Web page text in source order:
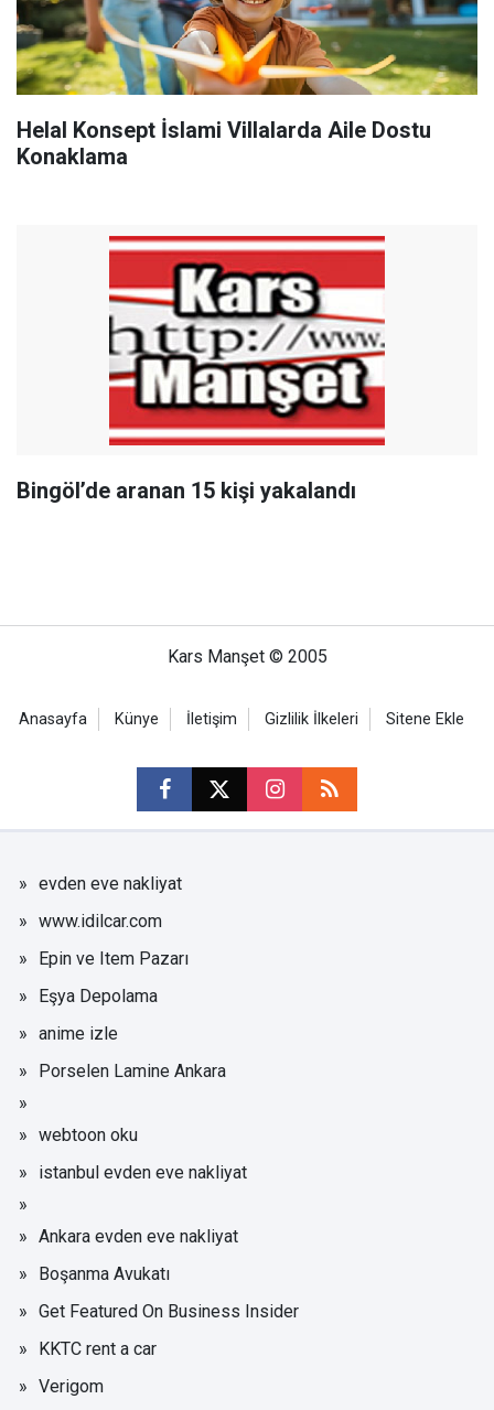
Helal Konsept İslami Villalarda Aile Dostu
Konaklama
Bingöl’de aranan 15 kişi yakalandı
Kars Manşet © 2005
Anasayfa Künye İletişim Gizlilik İlkeleri Sitene Ekle
evden eve nakliyat
www.idilcar.com
Epin ve Item Pazarı
Eşya Depolama
anime izle
Porselen Lamine Ankara
webtoon oku
istanbul evden eve nakliyat
Ankara evden eve nakliyat
Boşanma Avukatı
Get Featured On Business Insider
KKTC rent a car
Verigom